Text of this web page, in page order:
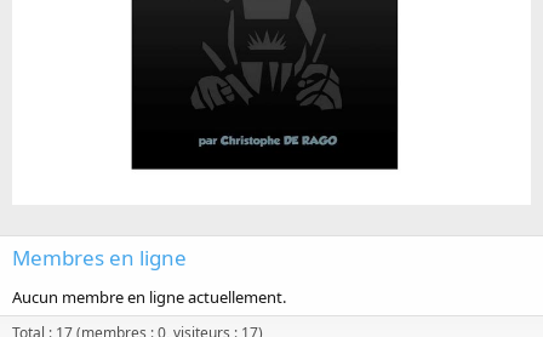
Membres en ligne
Aucun membre en ligne actuellement.
Total : 17 (membres : 0, visiteurs : 17)